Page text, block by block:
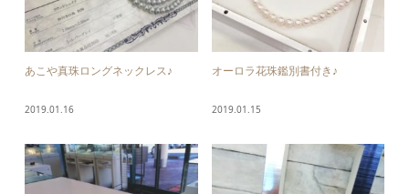
あこや真珠ロングネックレス♪
2019.01.16
オーロラ花珠鑑別書付き♪
2019.01.15